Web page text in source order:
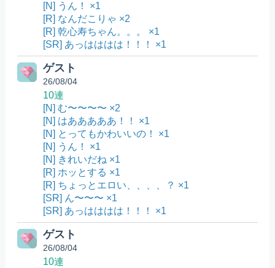
[N] うん！ ×1
[R] なんだこりゃ ×2
[R] 乾心寿ちゃん。。。 ×1
[SR] あっはははは！！！ ×1
ゲスト
26/08/04
10連
[N] む〜〜〜〜 ×2
[N] はあああああ！！ ×1
[N] とってもかわいいの！ ×1
[N] うん！ ×1
[N] きれいだね ×1
[R] ホッとする ×1
[R] ちょっとエロい、、、、？ ×1
[SR] ん〜〜〜 ×1
[SR] あっはははは！！！ ×1
ゲスト
26/08/04
10連